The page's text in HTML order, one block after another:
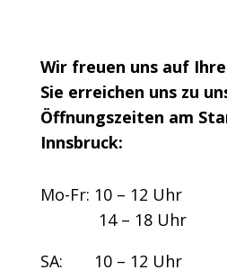
Wir freuen uns auf
Sie erreichen uns zu
Öffnungszeiten am
Innsbruck:
Mo-Fr: 10 – 12 Uhr
14 – 18 Uhr
SA: 10 – 12 Uhr